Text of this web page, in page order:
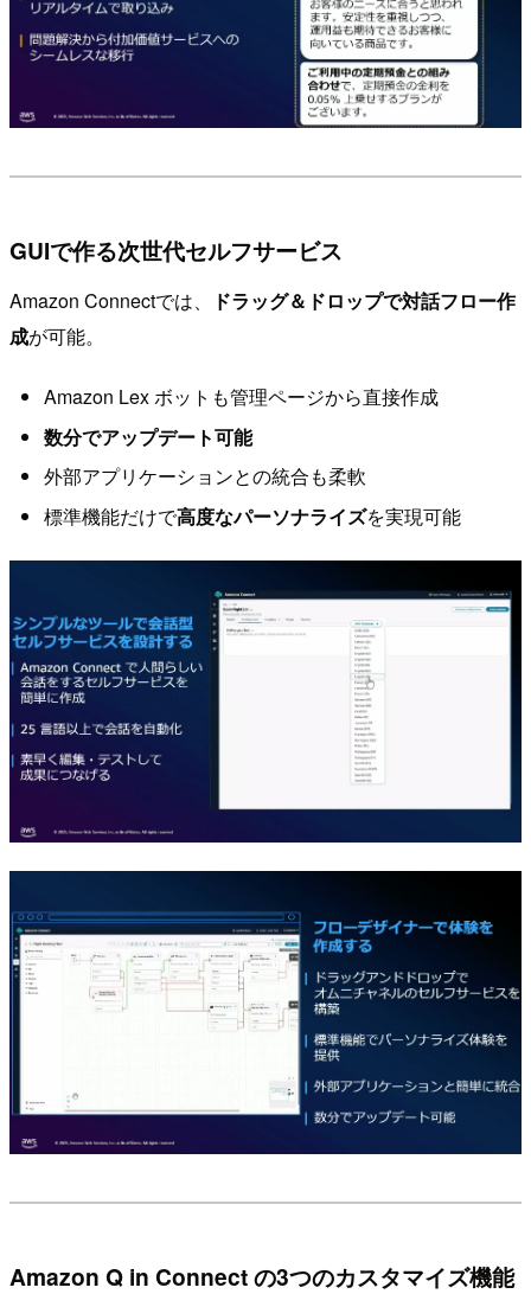
GUIで作る次世代セルフサービス
Amazon Connectでは、
ドラッグ＆ドロップで対話フロー作
成が可能。
Amazon Lex ボットも管理ページから直接作成
数分でアップデート可能
外部アプリケーションとの統合も柔軟
標準機能だけで高度なパーソナライズを実現可能
Amazon Q in Connect の3つのカスタマイズ機能